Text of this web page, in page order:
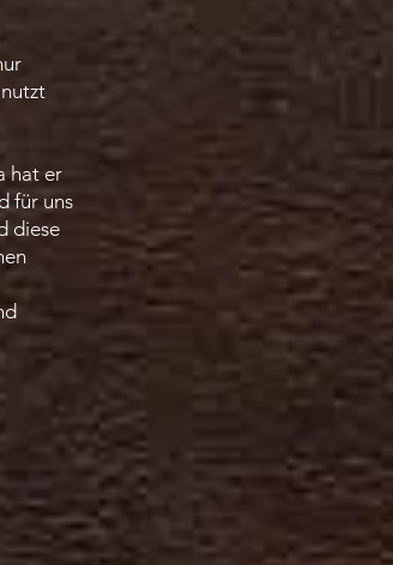
hat er
für uns
diese